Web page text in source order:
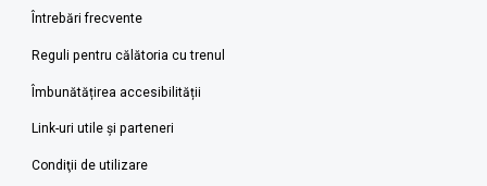
Întrebări frecvente
Reguli pentru călătoria cu trenul
Îmbunătățirea accesibilității
Link-uri utile şi parteneri
Condiţii de utilizare